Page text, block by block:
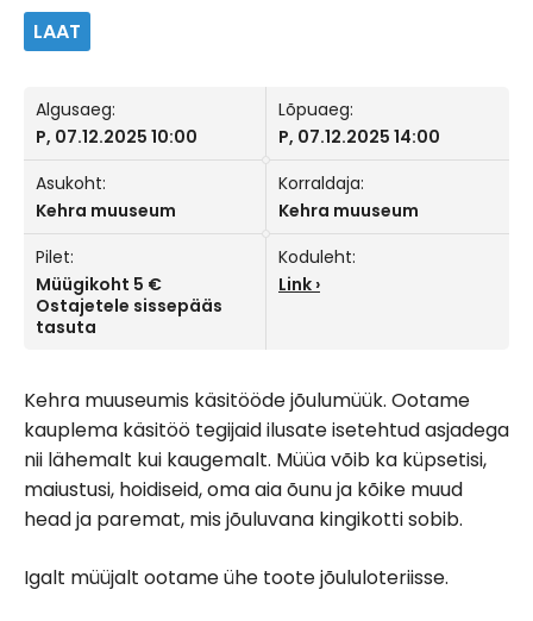
LAAT
Algusaeg:
P, 07.12.2025 10:00
Lõpuaeg:
P, 07.12.2025 14:00
Asukoht:
Kehra muuseum
Korraldaja:
Kehra muuseum
Pilet:
Müügikoht 5 €
Ostajetele sissepääs
tasuta
Koduleht:
Link
Kehra muuseumis käsitööde jõulumüük. Ootame
kauplema käsitöö tegijaid ilusate isetehtud asjadega
nii lähemalt kui kaugemalt. Müüa võib ka küpsetisi,
maiustusi, hoidiseid, oma aia õunu ja kõike muud
head ja paremat, mis jõuluvana kingikotti sobib.
Igalt müüjalt ootame ühe toote jõululoteriisse.